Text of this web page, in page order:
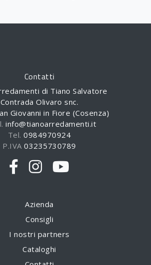
Contatti
di Tiano Salvatore
Contrada Olivaro snc.
Giovanni in Fiore (Cosenza)
info@tianoarredamenti.it
Tel.0984970924
P.IVA03235730789
Azienda
Consigli
I nostri partners
Cataloghi